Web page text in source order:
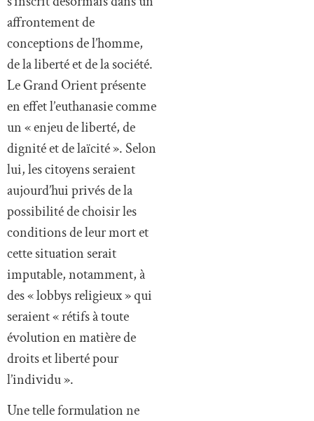
affrontement de
conceptions de l’homme,
de la liberté et de la société.
Le Grand Orient présente
en effet l’euthanasie comme
un « enjeu de liberté, de
dignité et de laïcité ». Selon
lui, les citoyens seraient
aujourd’hui privés de la
possibilité de choisir les
conditions de leur mort et
cette situation serait
imputable, notamment, à
des « lobbys religieux » qui
seraient « rétifs à toute
évolution en matière de
droits et liberté pour
l’individu ».
Une telle formulation ne